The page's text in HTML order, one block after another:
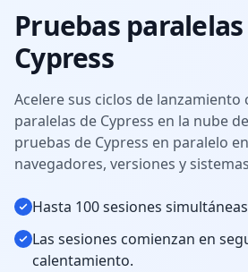
Pruebas
Cypress
Acelere sus ciclos de lanzamiento
paralelas de Cypress en la nube
pruebas de Cypress en paralelo
navegadores, versiones y
Hasta 100 sesiones
Las sesiones comienzan en
calentamiento.